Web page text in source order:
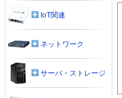
IoT関連
ネットワーク
サーバ・ストレージ